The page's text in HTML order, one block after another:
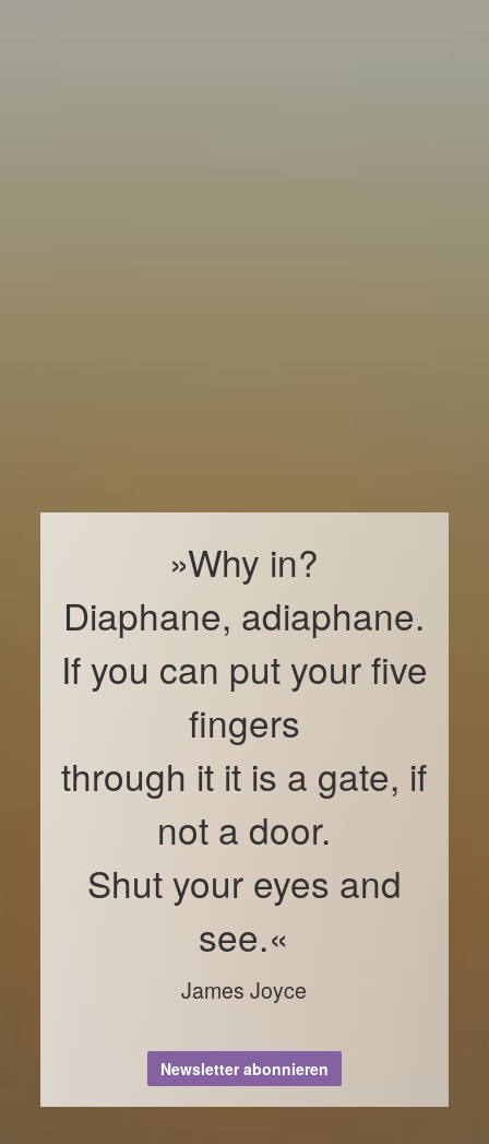
»Why in?
Diaphane, adiaphane.
If you can put your five
fingers
through it it is a gate, if
not a door.
Shut your eyes and
see.«
James Joyce
Newsletter abonnieren